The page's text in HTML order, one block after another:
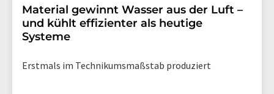
Material gewinnt Wasser aus der Luft –
und kühlt effizienter als heutige
Systeme
Erstmals im Technikumsmaßstab produziert